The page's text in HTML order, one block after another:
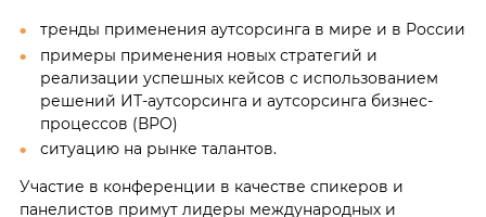
тренды применения аутсорсинга в мире и в России
примеры применения новых стратегий и
реализации успешных кейсов с использованием
решений ИТ-аутсорсинга и аутсорсинга бизнес-
процессов (ВРО)
ситуацию на рынке талантов.
Участие в конференции в качестве спикеров и
панелистов примут лидеры международных и